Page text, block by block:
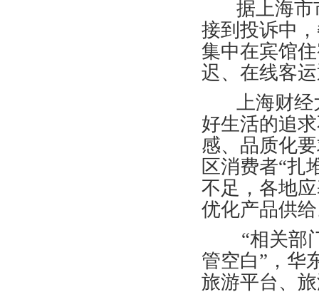
据上海市市
接到投诉中
集中在宾馆
迟、在线客
上海财经
好生活的追
感、品质化
区消费者“扎
不足，各地
优化产品供
“相关部门
管空白”，华
旅游平台、